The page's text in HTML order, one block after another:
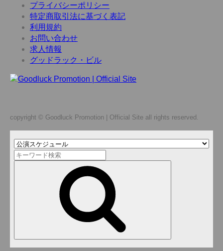
プライバシーポリシー
特定商取引法に基づく表記
利用規約
お問い合わせ
求人情報
グッドラック・ビル
copyright © Goodluck Promotion | Official Site all rights reserved.